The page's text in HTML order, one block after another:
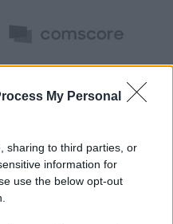
My Personal
sharing to third parties, or
information for
use the below opt-out
04827280654 - Testata
Inferiore N. 8/2020 - RG N.